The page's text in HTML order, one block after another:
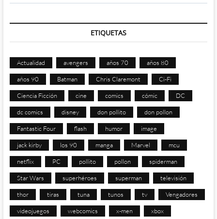
ETIQUETAS
Actualidad avengers años 70 años 80
años 90 Batman Chris Claremont Ci-Fi
Ciencia Ficción cine comics cómic DC
dc comics disney don pollito don pollon
Fantastic Four flash humor image
jack kirby los 90 manga Marvel mcu
netflix PC pollito pollon spiderman
Star Wars superhéroes superman televisión
thor tiras tuna tunos tv Vengadores
videojuegos webcomics x-men xbox